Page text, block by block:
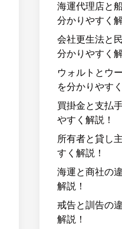
海運代理店と
分かりやすく
会社更生法と
分かりやすく
ウォルトとウ
を分かりやす
買掛金と支払
やすく解説！
所有者と貸し
すく解説！
海運と商社の
解説！
戒告と訓告の
解説！